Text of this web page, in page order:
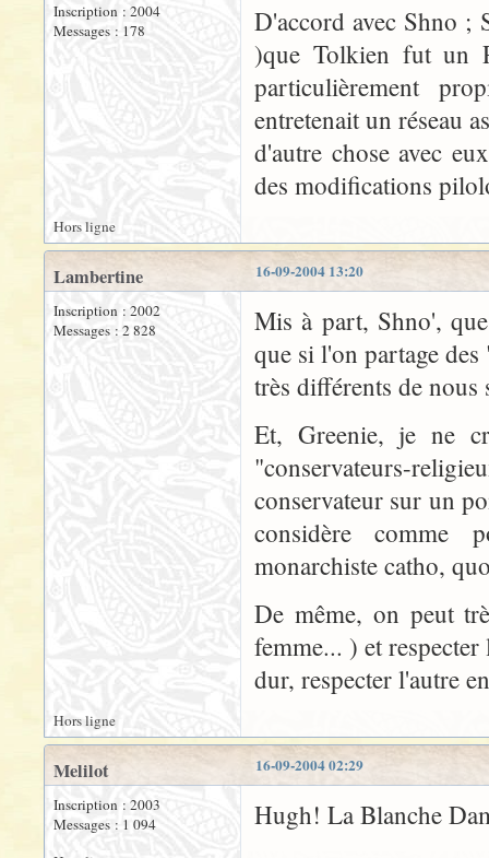
Inscription : 2004
Messages : 178
D'accord avec Shno ;
)que Tolkien fut un
particulièrement
entretenait un réseau
d'autre chose avec
des modifications
Hors ligne
16-09-2004 13:20
Lambertine
Inscription : 2002
Messages : 2 828
Mis à part, Shno',
que si l'on partage
très différents de
Et, Greenie, je ne
"conservateurs-
conservateur sur un
considère comme
monarchiste catho,
De même, on peut
femme... ) et
dur, respecter l'autre
Hors ligne
16-09-2004 02:29
Melilot
Inscription : 2003
Messages : 1 094
Hugh! La Blanche